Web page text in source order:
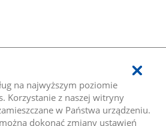
na najwyższym poziomie
Korzystanie z naszej witryny
w Państwa urządzeniu.
dokonać zmiany ustawień